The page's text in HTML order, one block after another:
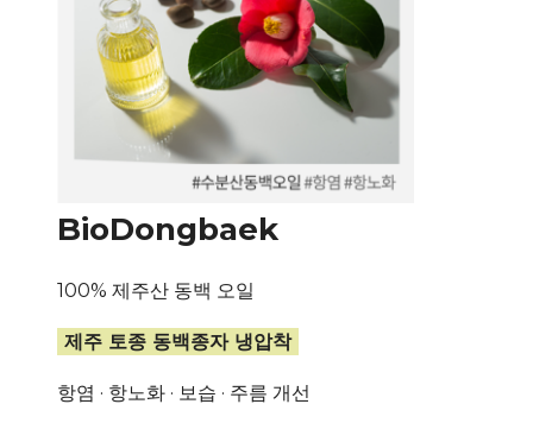
BioDongbaek
100% 제주산 동백 오일
제주 토종 동백종자 냉압착
항염 · 항노화 · 보습 · 주름 개선